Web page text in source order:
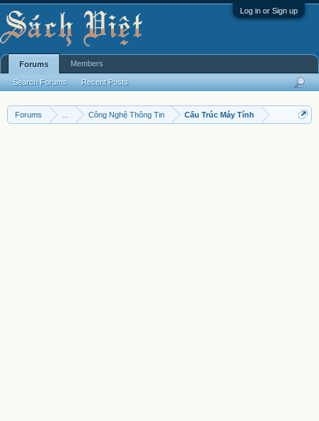
Log in or Sign up
Forums Công Nghệ Thông Tin Cấu Trúc Máy Tính
Forums
Search Forums Recent Posts
Members